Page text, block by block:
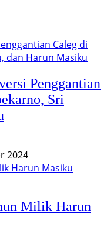
Penggantian
Sri
2024
Milik Harun